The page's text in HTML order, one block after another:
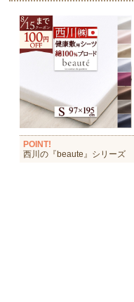
POINT!
西川の『beaute』シリーズ